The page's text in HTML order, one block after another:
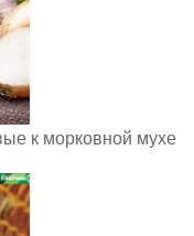
к морковной мухе